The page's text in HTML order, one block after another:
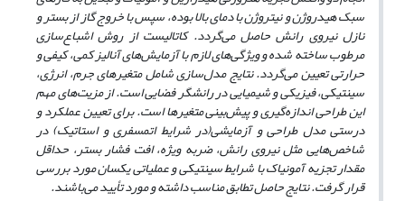
سبک هیدروژن و نیتروژن با دمای بالا بوده، سپس با خروج گاز از بستر و
نازل نیروی رانش حاصل می‌گردد. کاتالیست از روش اشباع‌سازی
مرطوب ساخته شده و ویژگی‌های لازم با آزمایش‌های آنالیز کمی، کیفی و
حرارتی تعیین می‌گردد. نتایج مدل‌سازی شامل متغیرهای جرم، انرژی،
سینتیکی، فیزیکی و شیمیایی در رانشگر فضایی است. از مزیت‌های مهم
این طراحی اندازه‌گیری و پیش‌بینی متغیرها است. برای تعیین عملکرد و
درستی مدل طراحی و آزمایشی(در شرایط اتمسفری و استاتیک) در
شاخص‌هایی مثل نیروی رانش، ضربه ویژه، افت فشار بستر، حداقل
مقدار تجزیه آمونیاک با شرایط سینتیکی و عملیاتی یکسان مورد بررسی
قرار گرفت. نتایج حاصل تطابق مناسب داشته و مورد تأیید می‌باشند.